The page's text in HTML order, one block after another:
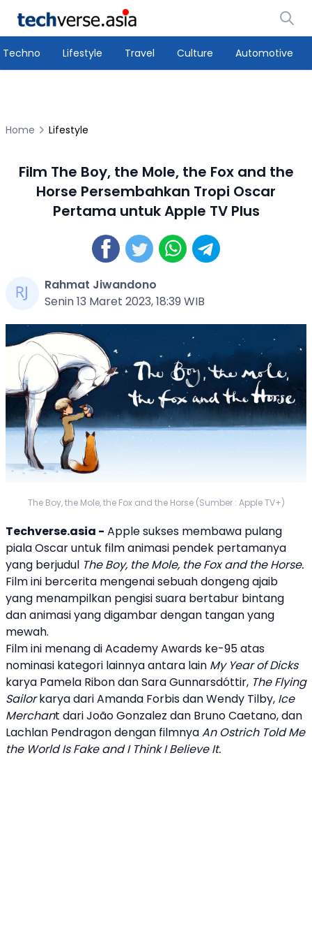
Techno Lifestyle Travel Culture Automotive
Home Lifestyle
Film The Boy, the Mole, the Fox and the
Horse Persembahkan Tropi Oscar
Pertama untuk Apple TV Plus
Rahmat Jiwandono
Senin 13 Maret 2023, 18:39 WIB
The Boy, the Mole, the Fox and the Horse (Sumber : Apple TV+)
Techverse.asia - Applesukses membawa pulang
piala Oscar untuk film animasi pendek pertamanya
yang berjudul The Boy, the Mole, the Fox and the Horse.
Film ini bercerita mengenai sebuah dongeng ajaib
yang menampilkan pengisi suara bertabur bintang
dan animasi yang digambar dengan tangan yang
mewah.
Film ini menang diAcademy Awards ke-95 atas
nominasi kategori lainnya antara lain My Year of Dicks
karya Pamela Ribon dan Sara Gunnarsdóttir, The Flying
Sailorkarya dari Amanda Forbis dan Wendy Tilby, Ice
Merchant dari João Gonzalez dan Bruno Caetano, dan
Lachlan Pendragon dengan filmnyaAn Ostrich Told Me
the World Is Fake and I Think I Believe It.